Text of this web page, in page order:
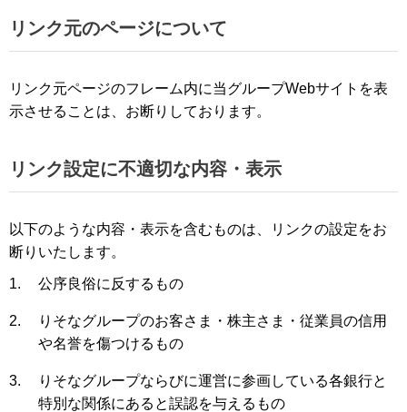
リンク元のページについて
リンク元ページのフレーム内に当グループWebサイトを表
示させることは、お断りしております。
リンク設定に不適切な内容・表示
以下のような内容・表示を含むものは、リンクの設定をお
断りいたします。
1. 公序良俗に反するもの
2.
りそなグループのお客さま・株主さま・従業員の信用
や名誉を傷つけるもの
3.
りそなグループならびに運営に参画している各銀行と
特別な関係にあると誤認を与えるもの